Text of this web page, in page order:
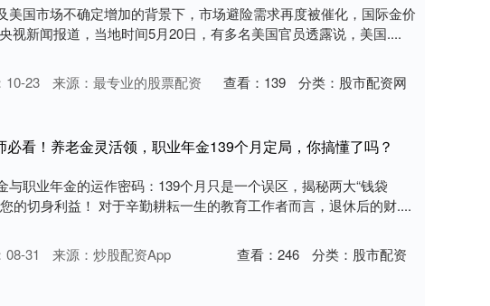
美国市场不确定增加的背景下，市场避险需求再度被催化，国际金价
视新闻报道，当地时间5月20日，有多名美国官员透露说，美国....
10-23 来源：最专业的股票配资 查看： 139 分类： 股市配资网
必看！养老金灵活领，职业年金139个月定局，你搞懂了吗？
与职业年金的运作密码：139个月只是一个误区，揭秘两大“钱袋
的切身利益！ 对于辛勤耕耘一生的教育工作者而言，退休后的财....
08-31 来源：炒股配资App 查看： 246 分类： 股市配资